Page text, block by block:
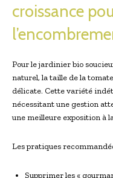
croissance
Pour le jardinier bio
naturel, la taille de la
délicate. Cette variété
nécessitant une gestion
une meilleure exposition à
Les pratiques
Supprimer les «